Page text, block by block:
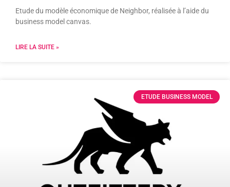
Etude du modèle économique de Neighbor, réalisée à l’aide du
business model canvas.
LIRE LA SUITE »
ETUDE BUSINESS MODEL